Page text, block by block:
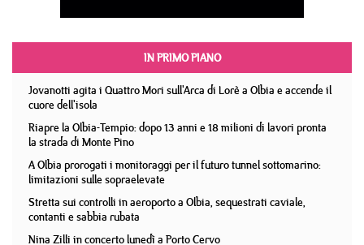
IN PRIMO PIANO
Jovanotti agita i Quattro Mori sull'Arca di Lorè a Olbia e accende il
cuore dell'isola
Riapre la Olbia-Tempio: dopo 13 anni e 18 milioni di lavori pronta
la strada di Monte Pino
A Olbia prorogati i monitoraggi per il futuro tunnel sottomarino:
limitazioni sulle sopraelevate
Stretta sui controlli in aeroporto a Olbia, sequestrati caviale,
contanti e sabbia rubata
Nina Zilli in concerto lunedì a Porto Cervo